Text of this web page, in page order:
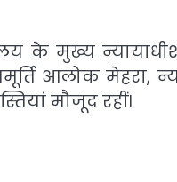
के मुख्य न्यायाधीश
आलोक मेहरा,
मौजूद रहीं।